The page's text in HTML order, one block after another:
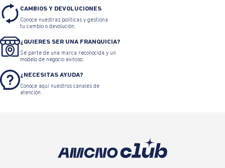
CAMBIOS Y DEVOLUCIONES
Conoce nuestras políticas y gestiona
tu cambio o devolución.
¿QUIERES SER UNA FRANQUICIA?
Sé parte de una marca reconocida y un
modelo de negocio exitoso.
¿NECESITAS AYUDA?
Conoce aquí nuestros canales de
atención.